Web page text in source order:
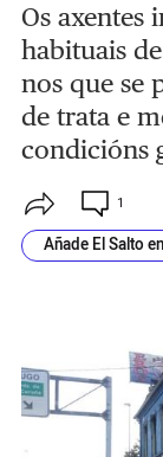
Os axentes
habituais
nos que se
de trata e
condicións
1
Añade El Salto